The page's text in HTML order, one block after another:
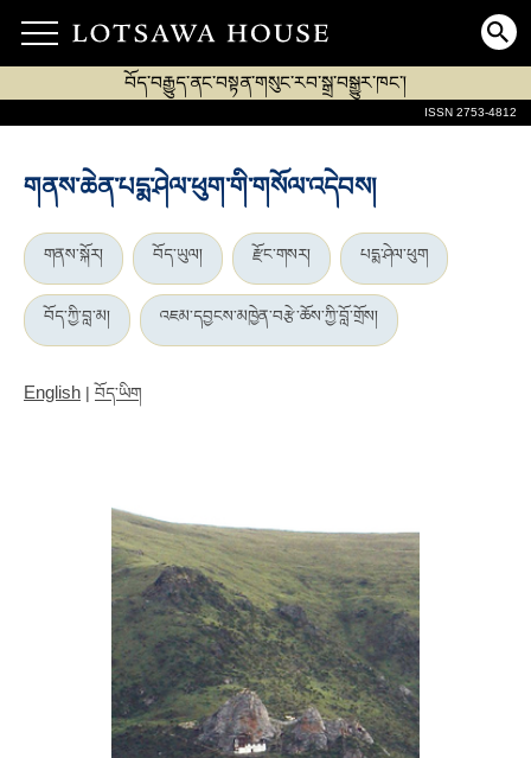
བོད་བརྒྱུད་ནང་བསྟན་གསུང་རབ་སྒྲ་བསྒྱུར་ཁང་།
ISSN 2753-4812
གནས་ཆེན་པདྨ་ཤེལ་ཕུག་གི་གསོལ་འདེབས།
གནས་སྐོར། བོད་ཡུལ། རྫོང་གསར། པདྨ་ཤེལ་ཕུག
བོད་ཀྱི་བླ་མ། འཇམ་དབྱངས་མཁྱེན་བརྩེ་ཆོས་ཀྱི་བློ་གྲོས།
English | བོད་ཡིག